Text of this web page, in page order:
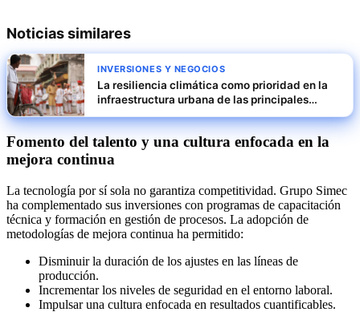
Noticias similares
INVERSIONES Y NEGOCIOS
La resiliencia climática como prioridad en la
infraestructura urbana de las principales
ciudades de India
Fomento del talento y una cultura enfocada en la
mejora continua
La tecnología por sí sola no garantiza competitividad. Grupo Simec
ha complementado sus inversiones con programas de capacitación
técnica y formación en gestión de procesos. La adopción de
metodologías de mejora continua ha permitido:
Disminuir la duración de los ajustes en las líneas de
producción.
Incrementar los niveles de seguridad en el entorno laboral.
Impulsar una cultura enfocada en resultados cuantificables.